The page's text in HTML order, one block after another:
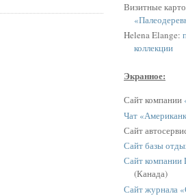
Визитные
Helena Elange:
коллекции
Экранное:
Сайт компании
Чат
Сайт
Сайт базы
Сайт
(Канада)
Сайт журнала